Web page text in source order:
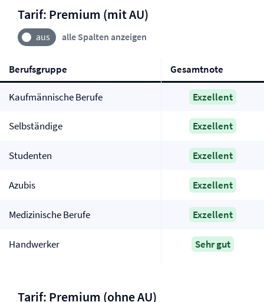
Tarif: Premium (mit AU)
alle Spalten anzeigen
Berufsgruppe Gesamtnote
Kaufmännische Berufe Exzellent
Selbständige Exzellent
Studenten Exzellent
Azubis Exzellent
Medizinische Berufe Exzellent
Handwerker Sehr gut
Tarif: Premium (ohne AU)